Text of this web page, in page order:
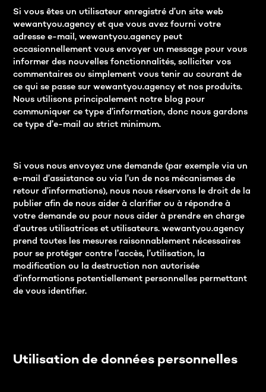
Si vous êtes un utilisateur enregistré d’un site web
wewantyou.agency et que vous avez fourni votre
adresse e-mail, wewantyou.agency peut
occasionnellement vous envoyer un message pour vous
informer des nouvelles fonctionnalités, solliciter vos
commentaires ou simplement vous tenir au courant de
ce qui se passe sur wewantyou.agency et nos produits.
Nous utilisons principalement notre blog pour
communiquer ce type d’information, donc nous gardons
ce type d’e-mail au strict minimum.
Si vous nous envoyez une demande (par exemple via un
e-mail d’assistance ou via l’un de nos mécanismes de
retour d’informations), nous nous réservons le droit de la
publier afin de nous aider à clarifier ou à répondre à
votre demande ou pour nous aider à prendre en charge
d’autres utilisatrices et utilisateurs. wewantyou.agency
prend toutes les mesures raisonnablement nécessaires
pour se protéger contre l’accès, l’utilisation, la
modification ou la destruction non autorisée
d’informations potentiellement personnelles permettant
de vous identifier.
Utilisation de données personnelles